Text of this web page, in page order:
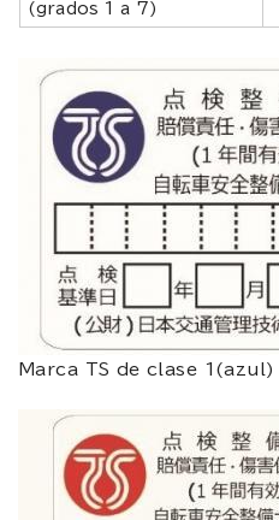
(grados 1 a 7)
Marca TS de clase 1(azul)